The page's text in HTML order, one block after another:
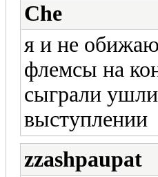
Che
я и не
флемсы на
сыграли
выступлении
zzashpaupat